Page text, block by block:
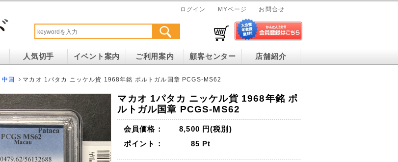
ログイン MYページ お問合せ
人気切手 イベント案内 ご利用案内 顧客センター 店舗紹介
中国 マカオ 1パタカ ニッケル貨 1968年銘 ポルトガル国章 PCGS-MS62
マカオ 1パタカ ニッケル貨 1968年銘 ポ
ルトガル国章 PCGS-MS62
会員価格： 8,500 円(税別)
ポイント：
85 Pt